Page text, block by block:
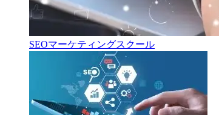
SEOマーケティングスクール